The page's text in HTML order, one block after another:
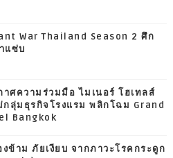
War Thailand Season 2 ศึก
แซ่บ
กาศความร่วมมือ ไมเนอร์ โฮเทลส์
กลุ่มธุรกิจโรงแรม พลิกโฉม Grand
Bangkok
ข้าม ภัยเงียบ จากภาวะโรคกระดูก